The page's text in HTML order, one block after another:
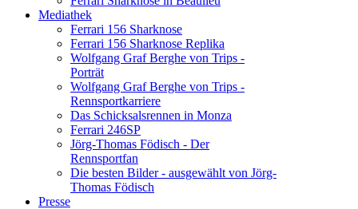
Mediathek
Ferrari 156 Sharknose
Ferrari 156 Sharknose Replika
Wolfgang Graf Berghe von Trips -
Porträt
Wolfgang Graf Berghe von Trips -
Rennsportkarriere
Das Schicksalsrennen in Monza
Ferrari 246SP
Jörg-Thomas Födisch - Der
Rennsportfan
Die besten Bilder - ausgewählt von Jörg-
Thomas Födisch
Presse